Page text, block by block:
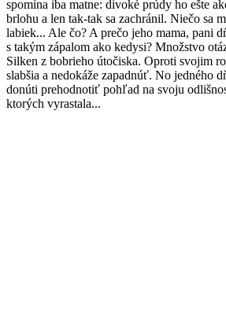
spomína iba matne: divoké prúdy ho ešte
brlohu a len tak-tak sa zachránil. Niečo sa
labiek... Ale čo? A prečo jeho mama, pani
s takým zápalom ako kedysi? Množstvo
Silken z bobrieho útočiska. Oproti svojim
slabšia a nedokáže zapadnúť. No jedného
donúti prehodnotiť pohľad na svoju
ktorých vyrastala...